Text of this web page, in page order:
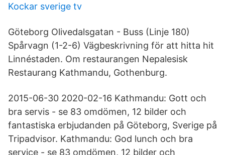
Kockar sverige tv
Göteborg Olivedalsgatan - Buss (Linje 180)
Spårvagn (1-2-6) Vägbeskrivning för att hitta hit
Linnéstaden. Om restaurangen Nepalesisk
Restaurang Kathmandu, Gothenburg.
2015-06-30 2020-02-16 Kathmandu: Gott och
bra servis - se 83 omdömen, 12 bilder och
fantastiska erbjudanden på Göteborg, Sverige på
Tripadvisor. Kathmandu: God lunch och bra
service - se 83 omdömen, 12 bilder och